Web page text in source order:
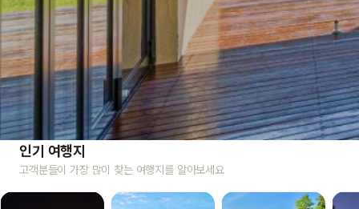
인기 여행지
고객분들이 가장 많이 찾는 여행지를 알아보세요